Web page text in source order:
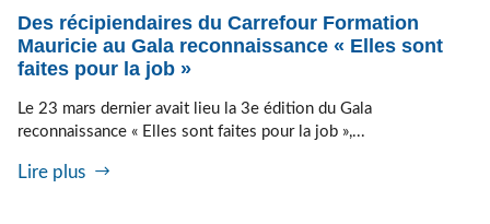
Des récipiendaires du Carrefour Formation
Mauricie au Gala reconnaissance « Elles sont
faites pour la job »
Le 23 mars dernier avait lieu la 3e édition du Gala
reconnaissance « Elles sont faites pour la job »,...
Lire plus